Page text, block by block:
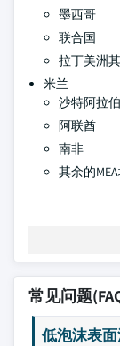
墨西哥
联合国
拉丁美洲
米兰
沙特阿拉伯
阿联酋
南非
其余的
常见问题
低泡沫表